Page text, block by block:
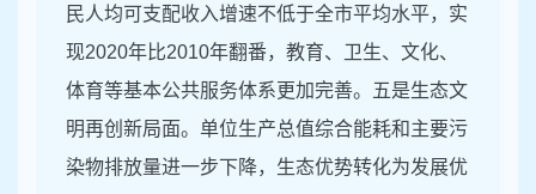
民人均可支配收入增速不低于全市平均水平，实
现2020年比2010年翻番，教育、卫生、文化、
体育等基本公共服务体系更加完善。五是生态文
明再创新局面。单位生产总值综合能耗和主要污
染物排放量进一步下降，生态优势转化为发展优